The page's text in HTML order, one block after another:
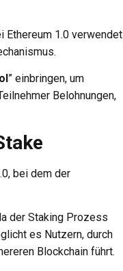
Ethereum 1.0 verwendet
” einbringen, um
Belohnungen,
bei dem der
der Staking Prozess
es Nutzern, durch
Blockchain führt.